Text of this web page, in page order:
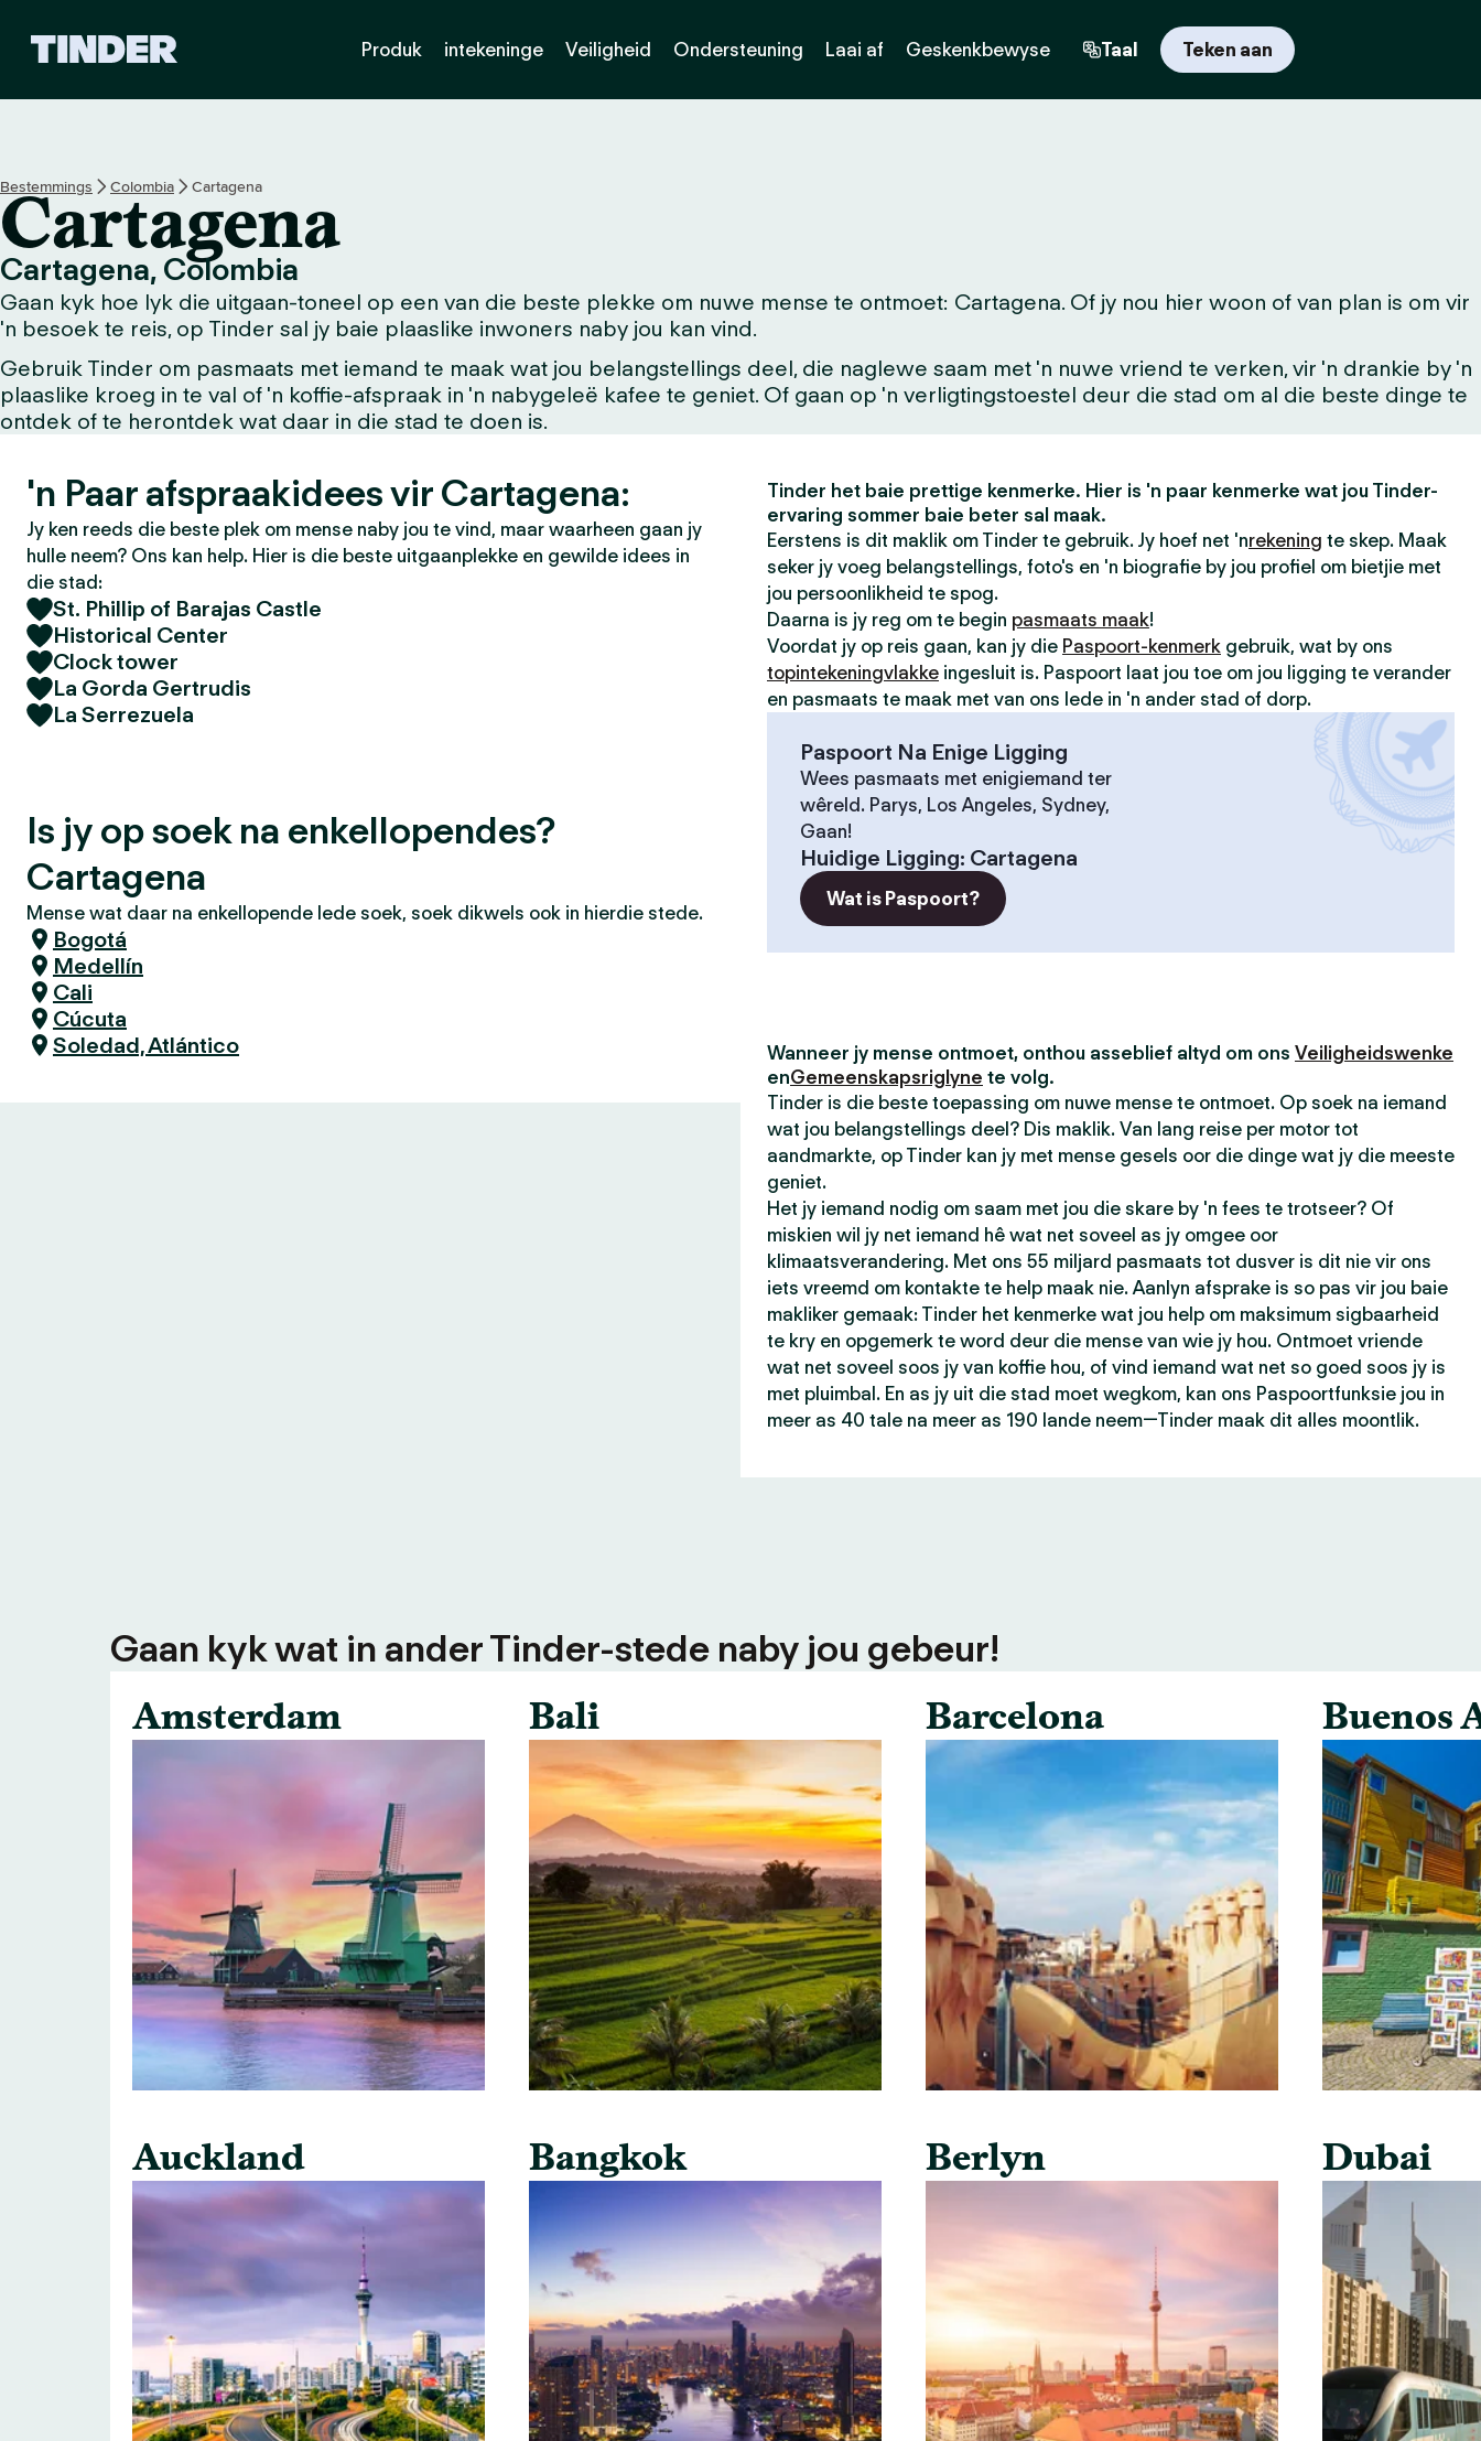
-
u
s
b
l
d
Produk intekeninge Veiligheid Ondersteuning Laai af Geskenkbewyse Taal Teken aan
Bestemmings Colombia Cartagena
Cartagena
Cartagena, Colombia
Gaan kyk hoe lyk die uitgaan-toneel op een van die beste plekke om nuwe mense te ontmoet: Cartagena. Of jy nou hier woon of van plan is om vir
'n besoek te reis, op Tinder sal jy baie plaaslike inwoners naby jou kan vind.
Gebruik Tinder om pasmaats met iemand te maak wat jou belangstellings deel, die naglewe saam met 'n nuwe vriend te verken, vir 'n drankie by 'n
plaaslike kroeg in te val of 'n koffie-afspraak in 'n nabygeleë kafee te geniet. Of gaan op 'n verligtingstoestel deur die stad om al die beste dinge te
ontdek of te herontdek wat daar in die stad te doen is.
'n Paar afspraakidees vir Cartagena:
Jy ken reeds die beste plek om mense naby jou te vind, maar waarheen gaan jy
hulle neem? Ons kan help. Hier is die beste uitgaanplekke en gewilde idees in
die stad:
St. Phillip of Barajas Castle
Historical Center
Clock tower
La Gorda Gertrudis
La Serrezuela
Is jy op soek na enkellopendes?
Cartagena
Mense wat daar na enkellopende lede soek, soek dikwels ook in hierdie stede.
Bogotá
Medellín
Cali
Cúcuta
Soledad, Atlántico
Tinder het baie prettige kenmerke. Hier is 'n paar kenmerke wat jou Tinder-
ervaring sommer baie beter sal maak.
Eerstens is dit maklik om Tinder te gebruik. Jy hoef net 'nrekening te skep. Maak
seker jy voeg belangstellings, foto's en 'n biografie by jou profiel om bietjie met
jou persoonlikheid te spog.
Daarna is jy reg om te begin pasmaats maak!
Voordat jy op reis gaan, kan jy die Paspoort-kenmerk gebruik, wat by ons
topintekeningvlakke ingesluit is. Paspoort laat jou toe om jou ligging te verander
en pasmaats te maak met van ons lede in 'n ander stad of dorp.
Paspoort Na Enige Ligging
Wees pasmaats met enigiemand ter
wêreld. Parys, Los Angeles, Sydney,
Gaan!
Huidige Ligging: Cartagena
Wat is Paspoort?
Wanneer jy mense ontmoet, onthou asseblief altyd om ons Veiligheidswenke
enGemeenskapsriglyne te volg.
Tinder is die beste toepassing om nuwe mense te ontmoet. Op soek na iemand
wat jou belangstellings deel? Dis maklik. Van lang reise per motor tot
aandmarkte, op Tinder kan jy met mense gesels oor die dinge wat jy die meeste
geniet.
Het jy iemand nodig om saam met jou die skare by 'n fees te trotseer? Of
miskien wil jy net iemand hê wat net soveel as jy omgee oor
klimaatsverandering. Met ons 55 miljard pasmaats tot dusver is dit nie vir ons
iets vreemd om kontakte te help maak nie. Aanlyn afsprake is so pas vir jou baie
makliker gemaak: Tinder het kenmerke wat jou help om maksimum sigbaarheid
te kry en opgemerk te word deur die mense van wie jy hou. Ontmoet vriende
wat net soveel soos jy van koffie hou, of vind iemand wat net so goed soos jy is
met pluimbal. En as jy uit die stad moet wegkom, kan ons Paspoortfunksie jou in
meer as 40 tale na meer as 190 lande neem—Tinder maak dit alles moontlik.
Gaan kyk wat in ander Tinder-stede naby jou gebeur!
Amsterdam
Auckland
Bali
Bangkok
Barcelona
Berlyn
Buenos
Dubai